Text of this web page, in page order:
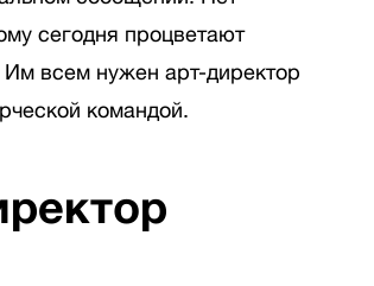
сегодня процветают
всем нужен арт-директор
командой.